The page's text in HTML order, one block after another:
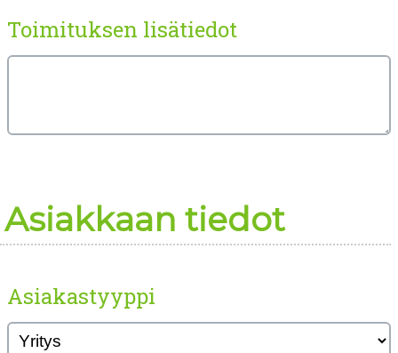
Toimituksen lisätiedot
Asiakkaan tiedot
Asiakastyyppi